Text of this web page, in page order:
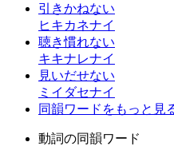
引きかねない
ヒキカネナイ
聴き慣れない
キキナレナイ
見いだせない
ミイダセナイ
同韻ワードをもっと見
動詞の同韻ワード